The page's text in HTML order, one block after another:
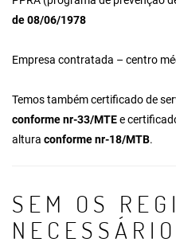
de 08/06/1978
Empresa contratada – centro
Temos também certificado de
conforme nr-33/MTEe
altura conforme nr-18/MTB.
SEM OS